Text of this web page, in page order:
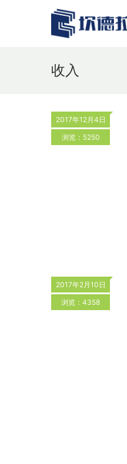
收入
2017年12月4日
浏览：5250
2017年2月10日
浏览：4358